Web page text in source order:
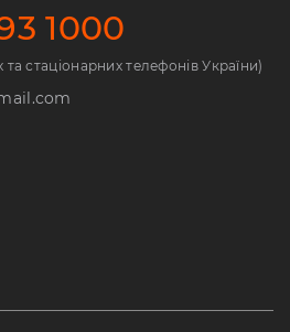
1000
стаціонарних телефонів України)